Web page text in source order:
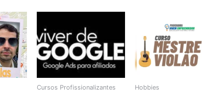
Cursos Profissionalizantes Hobbies